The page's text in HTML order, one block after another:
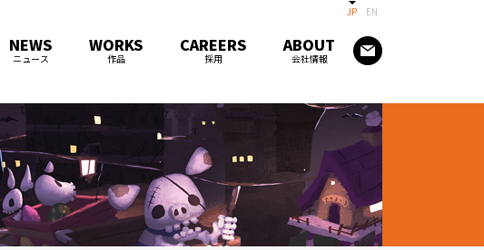
JP EN
NEWS
ニュース
WORKS
作品
CAREERS
採用
ABOUT
会社情報